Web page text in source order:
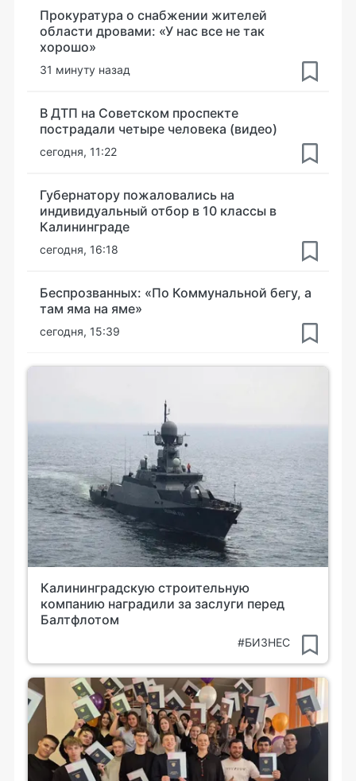
Прокуратура о снабжении жителей
области дровами: «У нас все не так
хорошо»
31 минуту назад
В ДТП на Советском проспекте
пострадали четыре человека (видео)
сегодня, 11:22
Губернатору пожаловались на
индивидуальный отбор в 10 классы в
Калининграде
сегодня, 16:18
Беспрозванных: «По Коммунальной бегу, а
там яма на яме»
сегодня, 15:39
Калининградскую строительную
компанию наградили за заслуги перед
Балтфлотом
#БИЗНЕС